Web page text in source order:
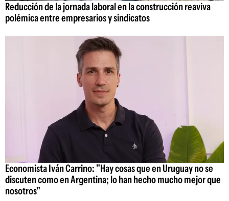
Reducción de la jornada laboral en la construcción reaviva
polémica entre empresarios y sindicatos
Economista Iván Carrino: "Hay cosas que en Uruguay no se
discuten como en Argentina; lo han hecho mucho mejor que
nosotros"